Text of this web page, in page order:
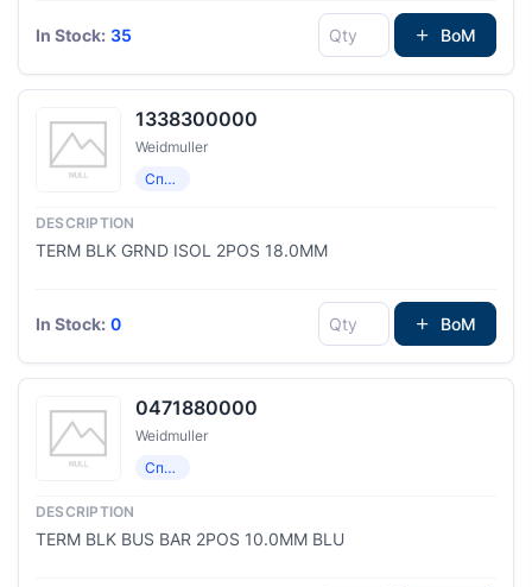
In Stock: 35 BoM
1338300000
Weidmuller
Специализированный
TERM BLK GRND ISOL 2POS 18.0MM
In Stock: 0 BoM
0471880000
Weidmuller
Специализированный
TERM BLK BUS BAR 2POS 10.0MM BLU